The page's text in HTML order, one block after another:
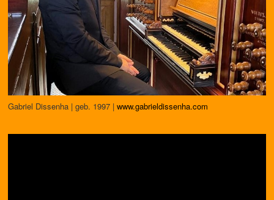
Gabriel Dissenha | geb. 1997 | www.gabrieldissenha.com